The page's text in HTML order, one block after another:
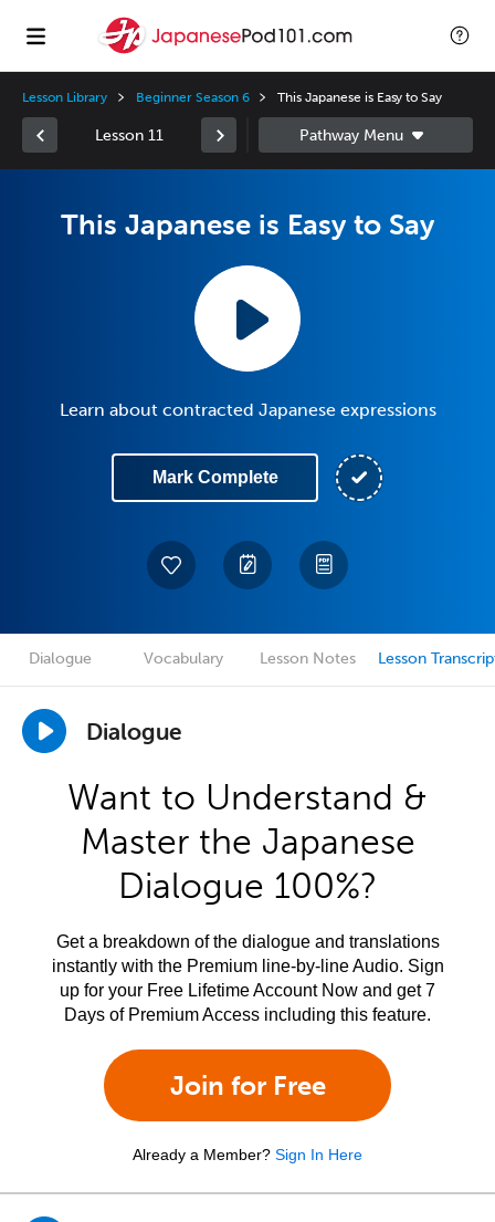
Lesson Library Beginner Season 6 This Japanese is Easy to Say
Lesson 11
This Japanese is Easy to Say
Learn about contracted Japanese expressions
Mark Complete
Dialogue Vocabulary Lesson Notes Lesson
Dialogue
Want to Understand &
Master the Japanese
Dialogue 100%?
Get a breakdown of the dialogue and translations
instantly with the Premium line-by-line Audio. Sign
up for your Free Lifetime Account Now and get 7
Days of Premium Access including this feature.
Join for Free
Already a Member? Sign In Here